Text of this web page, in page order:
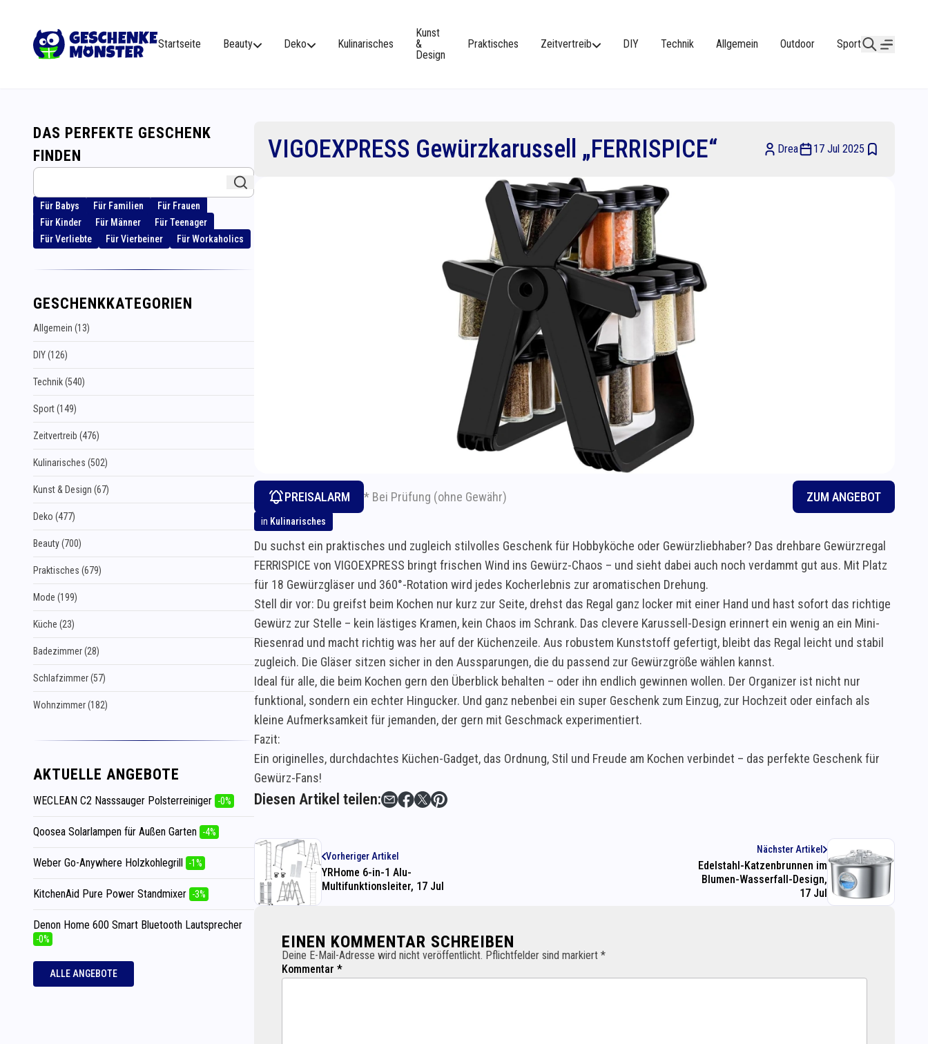
Startseite Beauty Deko Kulinarisches
Kunst
&
Design
Praktisches Zeitvertreib DIY Technik Allgemein Outdoor Sport
VIGOEXPRESS Gewürzkarussell „FERRISPICE“ Drea 17 Jul 2025
PREISALARM * Bei Prüfung (ohne Gewähr) ZUM ANGEBOT
in Kulinarisches
Du suchst ein praktisches und zugleich stilvolles Geschenk für Hobbyköche oder Gewürzliebhaber? Das drehbare Gewürzregal
FERRISPICE von VIGOEXPRESS bringt frischen Wind ins Gewürz-Chaos – und sieht dabei auch noch verdammt gut aus. Mit Platz
für 18 Gewürzgläser und 360°-Rotation wird jedes Kocherlebnis zur aromatischen Drehung.
Stell dir vor: Du greifst beim Kochen nur kurz zur Seite, drehst das Regal ganz locker mit einer Hand und hast sofort das richtige
Gewürz zur Stelle – kein lästiges Kramen, kein Chaos im Schrank. Das clevere Karussell-Design erinnert ein wenig an ein Mini-
Riesenrad und macht richtig was her auf der Küchenzeile. Aus robustem Kunststoff gefertigt, bleibt das Regal leicht und stabil
zugleich. Die Gläser sitzen sicher in den Aussparungen, die du passend zur Gewürzgröße wählen kannst.
Ideal für alle, die beim Kochen gern den Überblick behalten – oder ihn endlich gewinnen wollen. Der Organizer ist nicht nur
funktional, sondern ein echter Hingucker. Und ganz nebenbei ein super Geschenk zum Einzug, zur Hochzeit oder einfach als
kleine Aufmerksamkeit für jemanden, der gern mit Geschmack experimentiert.
Fazit:
Ein originelles, durchdachtes Küchen-Gadget, das Ordnung, Stil und Freude am Kochen verbindet – das perfekte Geschenk für
Gewürz-Fans!
Diesen Artikel teilen:
Vorheriger Artikel
YRHome 6-in-1 Alu-
Multifunktionsleiter, 17 Jul
Nächster Artikel
Edelstahl-Katzenbrunnen im
Blumen-Wasserfall-Design,
17 Jul
EINEN KOMMENTAR SCHREIBEN
Deine E-Mail-Adresse wird nicht veröffentlicht. Pflichtfelder sind markiert *
Kommentar *
DAS PERFEKTE GESCHENK
FINDEN
Für Babys Für Familien
Für Frauen
Für Kinder
Für Männer
Für Teenager
Für Verliebte
Für Vierbeiner Für Workaholics
GESCHENKKATEGORIEN
Allgemein (13)
DIY (126)
Technik (540)
Sport (149)
Zeitvertreib (476)
Kulinarisches (502)
Kunst & Design (67)
Deko (477)
Beauty (700)
Praktisches (679)
Mode (199)
Küche (23)
Badezimmer (28)
Schlafzimmer (57)
Wohnzimmer (182)
AKTUELLE ANGEBOTE
WECLEAN C2 Nasssauger Polsterreiniger -0%
Qoosea Solarlampen für Außen Garten -4%
Weber Go-Anywhere Holzkohlegrill -1%
KitchenAid Pure Power Standmixer -3%
Denon Home 600 Smart Bluetooth Lautsprecher
-0%
ALLE ANGEBOTE